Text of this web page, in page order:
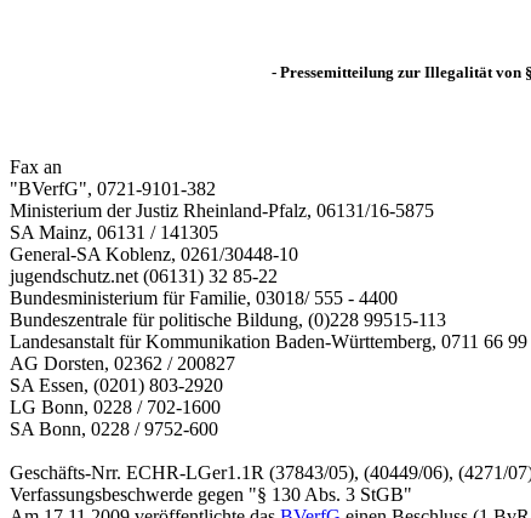
- Pressemitteilung zur Illegalität von
Fax an
"BVerfG", 0721-9101-382
Ministerium der Justiz Rheinland-Pfalz, 06131/16-5875
SA Mainz, 06131 / 141305
General-SA Koblenz, 0261/30448-10
jugendschutz.net (06131) 32 85-22
Bundesministerium für Familie, 03018/ 555 - 4400
Bundeszentrale für politische Bildung, (0)228 99515-113
Landesanstalt für Kommunikation Baden-Württemberg, 0711 66 99
AG Dorsten, 02362 / 200827
SA Essen, (0201) 803-2920
LG Bonn, 0228 / 702-1600
SA Bonn, 0228 / 9752-600
Geschäfts-Nrr. ECHR-LGer1.1R (37843/05), (40449/06), (4271/
Verfassungsbeschwerde gegen "§ 130 Abs. 3 StGB"